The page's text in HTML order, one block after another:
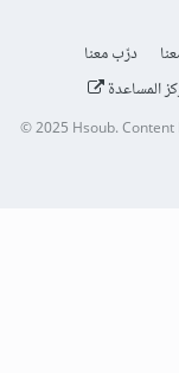
درّب معنا
المساعدة
© 2025Hsoub.